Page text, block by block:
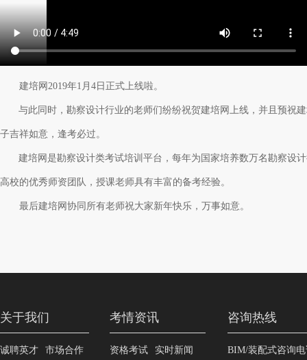
建培网 2019年1月4日正式上线啦。
与此同时，勘察设计行业的老师们纷纷祝贺建培网上线，并且预祝
子吉祥如意，逢考必过。
建培网是勘察设计类考试培训平台，每年为国家培养数万名勘察设
高校的优秀师资团队，授课老师具有丰富的备考经验。
最后建培网协同所有老师祝大家新年快乐，万事如意。
关于我们
诚聘英才 市场合作
考情资讯
资格考试 实时新闻
咨询热线
BIM/装配式咨询电